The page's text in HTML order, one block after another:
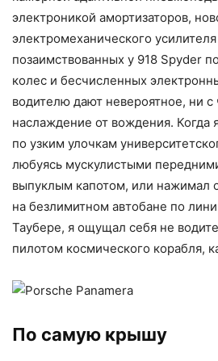
электроникой амортизаторов,
электромеханического усилителя
позаимствованных у 918 Spyder
колес и бесчисленных
водителю дают невероятное, ни
наслаждение от вождения. Когда
по узким улочкам
любуясь мускулистыми
выпуклым капотом, или нажимал
на безлимитном автобане по
Таубере, я ощущал себя не
пилотом космического корабля,
По самую крышу